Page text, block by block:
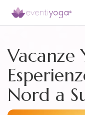
Vacanze
Nord a